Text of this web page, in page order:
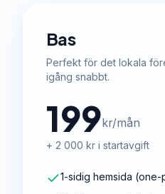
Bas
Perfekt för det lokala
igång snabbt.
199kr/mån
+ 2 000 kr i startavgift
1-sidig hemsida (one-